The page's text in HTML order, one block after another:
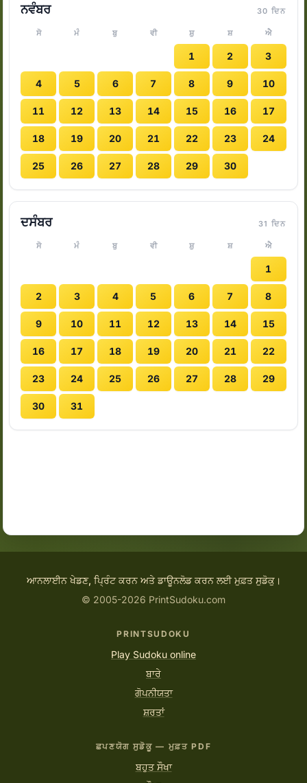
ਨਵੰਬਰ 30 ਦਿਨ
ਸੋ ਮੰ ਬੁ ਵੀ ਸ਼ੁ ਸ਼ ਐ
1 2 3
4 5 6 7 8 9 10
11 12 13 14 15 16 17
18 19 20 21 22 23 24
25 26 27 28 29 30
ਦਸੰਬਰ 31 ਦਿਨ
ਸੋ ਮੰ ਬੁ ਵੀ ਸ਼ੁ ਸ਼ ਐ
1
2 3 4 5 6 7 8
9 10 11 12 13 14 15
16 17 18 19 20 21 22
23 24 25 26 27 28 29
30 31
ਆਨਲਾਈਨ ਖੇਡਣ, ਪ੍ਰਿੰਟ ਕਰਨ ਅਤੇ ਡਾਊਨਲੋਡ ਕਰਨ ਲਈ ਮੁਫ਼ਤ ਸੁਡੋਕੁ।
© 2005-2026 PrintSudoku.com
PRINTSUDOKU
Play Sudoku online
ਬਾਰੇ
ਗੋਪਨੀਯਤਾ
ਸ਼ਰਤਾਂ
ਛਪਣਯੋਗ ਸੁਡੋਕੂ — ਮੁਫ਼ਤ PDF
ਬਹੁਤ ਸੌਖਾ